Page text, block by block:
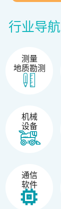
行业导航
测量
地质勘测
机械
设备
通信
软件